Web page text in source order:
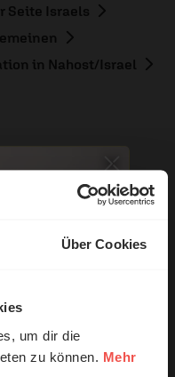
Über Cookies
um dir die
zu können. Mehr
Seite Israels
in Nahost/Israel